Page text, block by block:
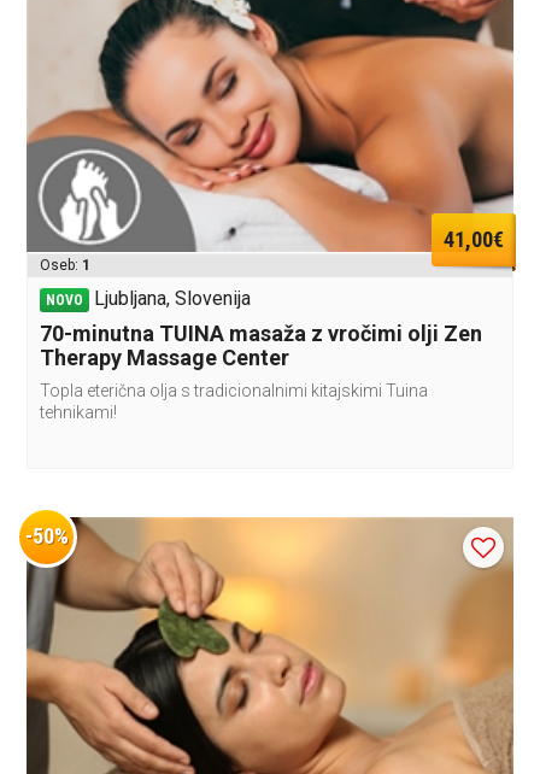
41,00€
Oseb: 1
NOVO Ljubljana, Slovenija
70-minutna TUINA masaža z vročimi olji Zen
Therapy Massage Center
Topla eterična olja s tradicionalnimi kitajskimi Tuina
tehnikami!
-50%